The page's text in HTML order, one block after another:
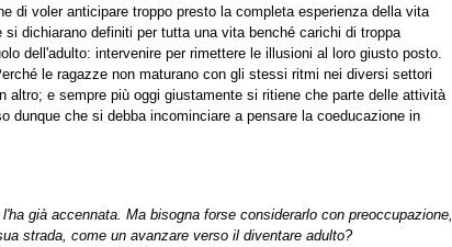
di voler anticipare troppo presto la completa esperienza della vita
dichiarano definiti per tutta una vita benché carichi di troppa
dell'adulto: intervenire per rimettere le illusioni al loro giusto posto.
le ragazze non maturano con gli stessi ritmi nei diversi settori
e sempre più oggi giustamente si ritiene che parte delle attività
che si debba incominciare a pensare la coeducazione in
già accennata. Ma bisogna forse considerarlo con preoccupazione,
strada, come un avanzare verso il diventare adulto?